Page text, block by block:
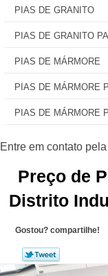
PIAS DE GRANITO
PIAS DE GRANITO
PIAS DE MÁRMORE
PIAS DE MÁRMORE
PIAS DE MÁRMORE
Preço de
Distrito
Gostou? compartilhe!